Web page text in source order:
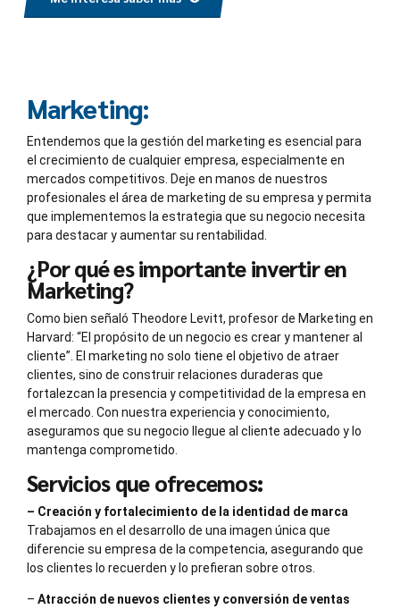
Marketing:
Entendemos que la gestión del marketing es esencial para
el crecimiento de cualquier empresa, especialmente en
mercados competitivos. Deje en manos de nuestros
profesionales el área de marketing de su empresa y permita
que implementemos la estrategia que su negocio necesita
para destacar y aumentar su rentabilidad.
¿Por qué es importante invertir en
Marketing?
Como bien señaló Theodore Levitt, profesor de Marketing en
Harvard: “El propósito de un negocio es crear y mantener al
cliente”. El marketing no solo tiene el objetivo de atraer
clientes, sino de construir relaciones duraderas que
fortalezcan la presencia y competitividad de la empresa en
el mercado. Con nuestra experiencia y conocimiento,
aseguramos que su negocio llegue al cliente adecuado y lo
mantenga comprometido.
Servicios que ofrecemos:
– Creación y fortalecimiento de la identidad de marca
Trabajamos en el desarrollo de una imagen única que
diferencie su empresa de la competencia, asegurando que
los clientes lo recuerden y lo prefieran sobre otros.
– Atracción de nuevos clientes y conversión de ventas